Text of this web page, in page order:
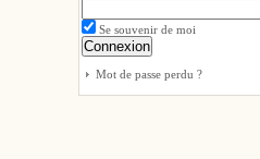
Se souvenir de moi
Mot de passe perdu ?